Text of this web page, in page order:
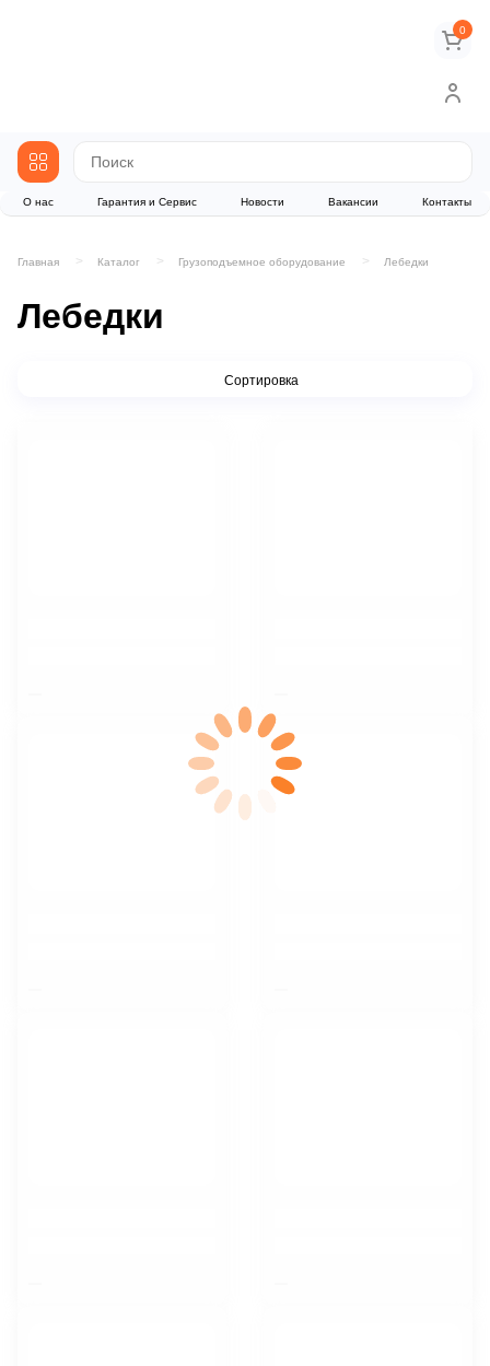
0
О нас Гарантия и Сервис Новости Вакансии Контакты
Главная Каталог Грузоподъемное оборудование Лебедки
Лебедки
Сортировка